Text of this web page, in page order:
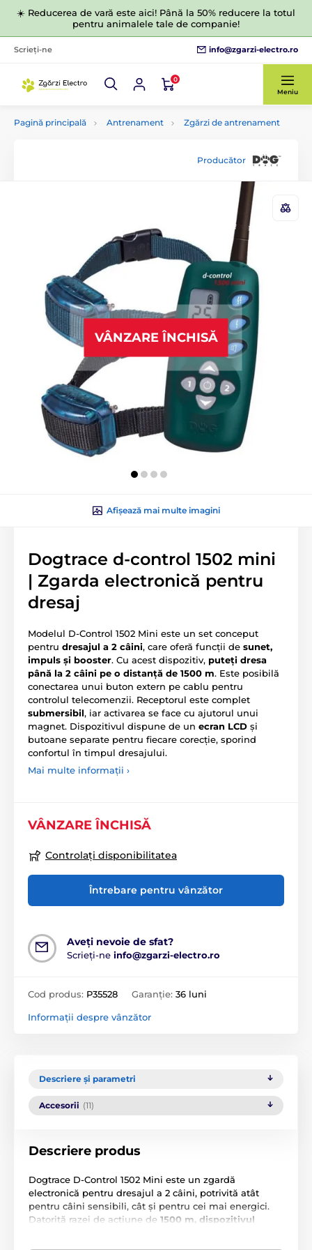
☀️ Reducerea de vară este aici! Până la 50% reducere la totul
pentru animalele tale de companie!
Scrieți-ne info@zgarzi-electro.ro
0
Meniu
Pagină principală Antrenament Zgărzi de antrenament
Producător
VÂNZARE ÎNCHISĂ
Afișează mai multe imagini
Dogtrace d-control 1502 mini
| Zgarda electronică pentru
dresaj
Modelul D-Control 1502 Mini este un set conceput
pentru dresajul a 2 câini, care oferă funcții de sunet,
impuls și booster. Cu acest dispozitiv, puteți dresa
până la 2 câini pe o distanță de 1500 m. Este posibilă
conectarea unui buton extern pe cablu pentru
controlul telecomenzii. Receptorul este complet
submersibil, iar activarea se face cu ajutorul unui
magnet. Dispozitivul dispune de un ecran LCD și
butoane separate pentru fiecare corecție, sporind
confortul în timpul dresajului.
Mai multe informații ›
VÂNZARE ÎNCHISĂ
Controlați disponibilitatea
Întrebare pentru vânzător
Aveți nevoie de sfat?
Scrieți-ne info@zgarzi-electro.ro
Cod produs: P35528 Garanție: 36 luni
Informații despre vânzător
Descriere și parametri
Accesorii (11)
Descriere produs
Dogtrace D-Control 1502 Mini este un zgardă
electronică pentru dresajul a 2 câini, potrivită atât
pentru câini sensibili, cât și pentru cei mai energici.
Datorită razei de acțiune de 1500 m, dispozitivul